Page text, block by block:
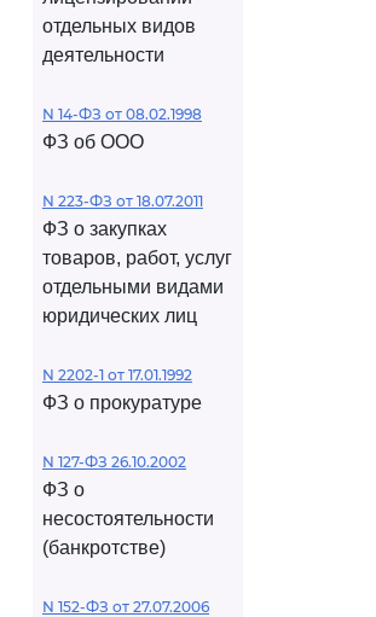
отдельных видов
деятельности
N 14-ФЗ от 08.02.1998
ФЗ об ООО
N 223-ФЗ от 18.07.2011
ФЗ о закупках
товаров, работ, услуг
отдельными видами
юридических лиц
N 2202-1 от 17.01.1992
ФЗ о прокуратуре
N 127-ФЗ 26.10.2002
ФЗ о
несостоятельности
(банкротстве)
N 152-ФЗ от 27.07.2006